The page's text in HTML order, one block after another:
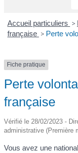
Accueil particuliers >
française > Perte
Fiche pratique
Perte
française
Vérifié le 28/02/2023 -
administrative (Première
Vous avez une